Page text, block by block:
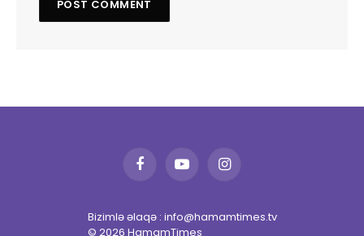
FacebookYouTubeInstagram
Bizimlə əlaqə : info@hamamtimes.tv
© 2026 HamamTimes